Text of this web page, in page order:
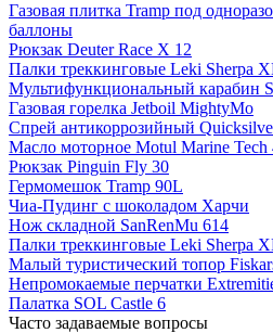
Газовая плитка Tramp под
баллоны
Рюкзак Deuter Race X 12
Палки треккинговые Leki Sherpa
Мультифункциональный карабин
Газовая горелка Jetboil MightyMo
Спрей антикоррозийный
Масло моторное Motul Marine Tech
Рюкзак Pinguin Fly 30
Гермомешок Tramp 90L
Чиа-Пудинг с шоколадом Харчи
Нож складной SanRenMu 614
Палки треккинговые Leki Sherpa
Малый туристический топор
Непромокаемые перчатки
Палатка SOL Castle 6
Часто задаваемые вопросы